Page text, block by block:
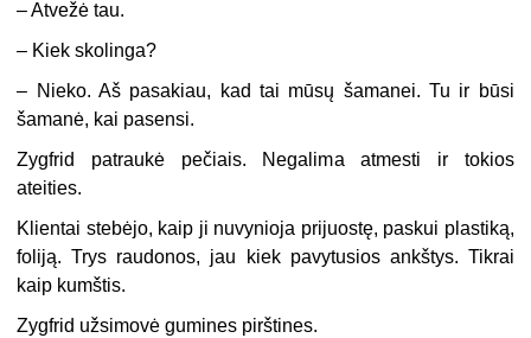
– Atvežė tau.
– Kiek skolinga?
– Nieko. Aš pasakiau, kad tai mūsų šamanei. Tu ir būsi
šamanė, kai pasensi.
Zygfrid patraukė pečiais. Negalima atmesti ir tokios
ateities.
Klientai stebėjo, kaip ji nuvynioja prijuostę, paskui plastiką,
foliją. Trys raudonos, jau kiek pavytusios ankštys. Tikrai
kaip kumštis.
Zygfrid užsimovė gumines pirštines.